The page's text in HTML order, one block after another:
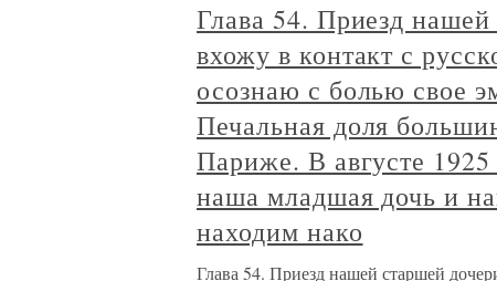
Глава 54. Приезд
вхожу в контакт с
осознаю с болью свое
Печальная доля
Париже. В августе
наша младшая дочь и
находим нако
Глава 54. Приезд нашей старшей